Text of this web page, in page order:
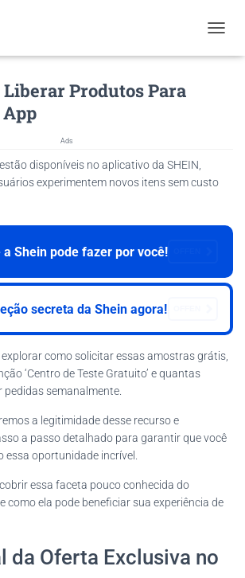
O
Liberar Produtos Para
Ads
estão disponíveis no aplicativo da SHEIN,
experimentem novos itens sem custo
a Shein pode fazer por você!
secreta da Shein agora!
como solicitar essas amostras grátis,
‘Centro de Teste Gratuito’ e quantas
semanalmente.
a legitimidade desse recurso e
a passo detalhado para garantir que você
oportunidade incrível.
essa faceta pouco conhecida do
como ela pode beneficiar sua experiência de
da Oferta Exclusiva no